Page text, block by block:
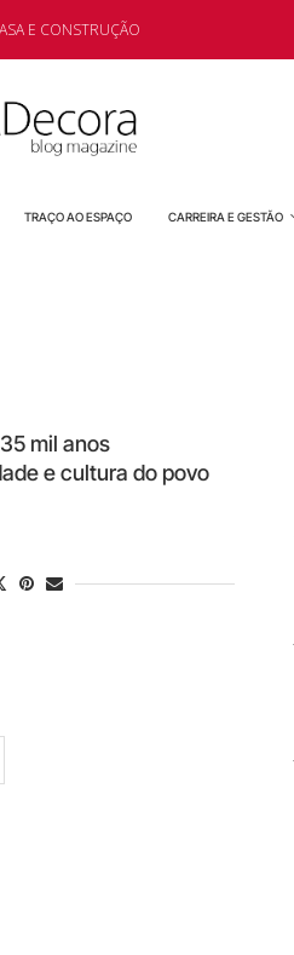
E CONSTRUÇÃO
TRAÇO AO ESPAÇO CARREIRA E GESTÃO
mil anos
e cultura do povo